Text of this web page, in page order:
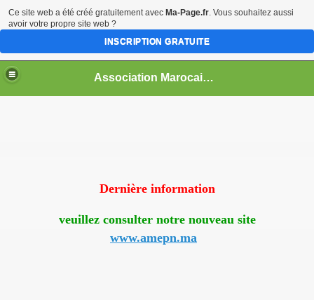
Association Marocaine pour l'Ecotourisme et la Protection de la Nature
Dernière information
veuillez consulter notre nouveau site
www.amepn.ma
Ce site web a été créé gratuitement avec Ma-Page.fr. Vous souhaitez aussi
avoir votre propre site web ?
INSCRIPTION GRATUITE